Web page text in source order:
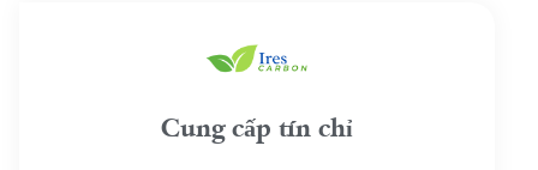
Cung cấp tín chỉ